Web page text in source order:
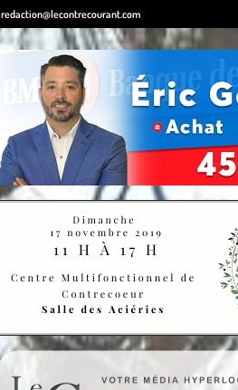
redaction@lecontrecourant.com